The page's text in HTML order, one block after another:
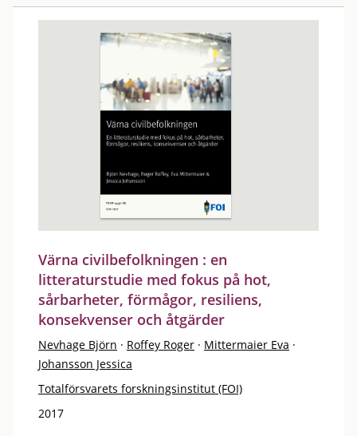
Värna civilbefolkningen : en
litteraturstudie med fokus på hot,
sårbarheter, förmågor, resiliens,
konsekvenser och åtgärder
Nevhage Björn · Roffey Roger · Mittermaier Eva ·
Johansson Jessica
Totalförsvarets forskningsinstitut (FOI)
2017